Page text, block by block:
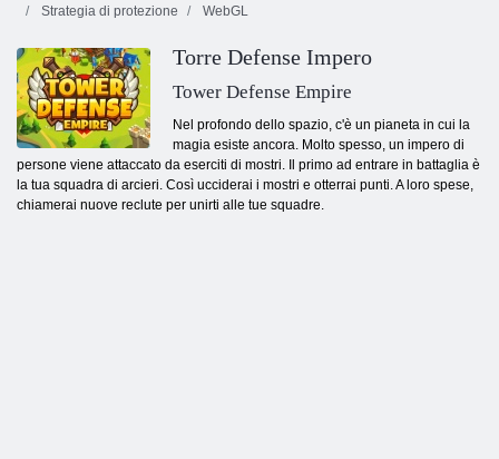
Strategia di protezione
WebGL
Torre Defense Impero
Tower Defense Empire
Nel profondo dello spazio, c'è un pianeta in cui la
magia esiste ancora. Molto spesso, un impero di
persone viene attaccato da eserciti di mostri. Il primo ad entrare in battaglia è
la tua squadra di arcieri. Così ucciderai i mostri e otterrai punti. A loro spese,
chiamerai nuove reclute per unirti alle tue squadre.